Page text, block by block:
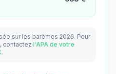
sur les barèmes 2026. Pour
contactez l'APA de votre
.